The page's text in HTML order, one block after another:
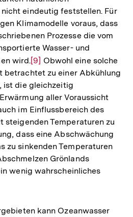
eindeutig feststellen. Für
Klimamodelle voraus, dass
Prozesse die vom
Wasser- und
wird.Zur
Auflösung
der
Fußnote
[9] Obwohl eine solche
betrachtet zu einer Abkühlung
ist die gleichzeitig
aller Voraussicht
im Einflussbereich des
steigenden Temperaturen zu
dass eine Abschwächung
zu sinkenden Temperaturen
Grönlands
wenig wahrscheinliches
kann Ozeanwasser